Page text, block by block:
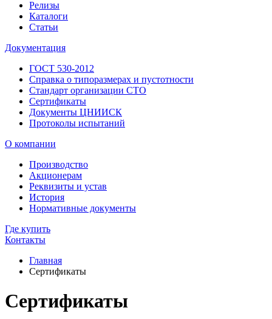
Релизы
Каталоги
Статьи
Документация
ГОСТ 530-2012
Справка о типоразмерах и пустотности
Стандарт организации СТО
Сертификаты
Документы ЦНИИСК
Протоколы испытаний
О компании
Производство
Акционерам
Реквизиты и устав
История
Нормативные документы
Где купить
Контакты
Главная
Сертификаты
Сертификаты